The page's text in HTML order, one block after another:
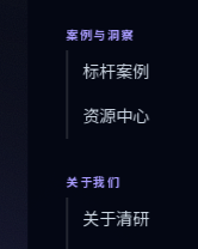
案例与洞察
标杆案例
资源中心
关于我们
关于清研